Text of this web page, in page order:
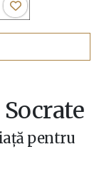
pentru